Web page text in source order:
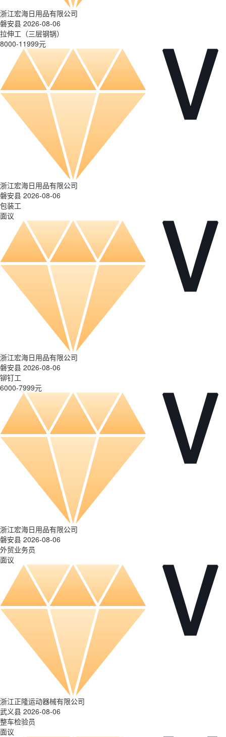
浙江宏海日用品有限公司
磐安县 2026-08-06
拉伸工（三层钢锅）
8000-11999元
浙江宏海日用品有限公司
磐安县 2026-08-06
包装工
面议
浙江宏海日用品有限公司
磐安县 2026-08-06
铆钉工
6000-7999元
浙江宏海日用品有限公司
磐安县 2026-08-06
外贸业务员
面议
浙江正隆运动器械有限公司
武义县 2026-08-06
整车检验员
面议